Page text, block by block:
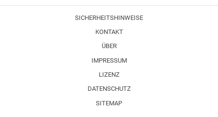
SICHERHEITSHINWEISE
KONTAKT
ÜBER
IMPRESSUM
LIZENZ
DATENSCHUTZ
SITEMAP